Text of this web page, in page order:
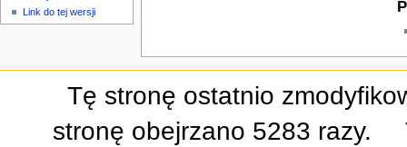
P
Link do tej wersji
Tę stronę ostatnio
stronę obejrzano 5283 razy.